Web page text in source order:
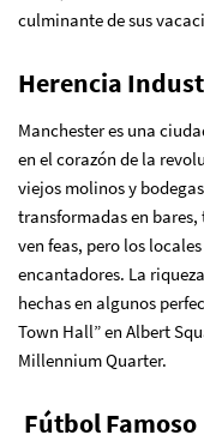
culminante de sus
Herencia
Manchester es una
en el corazón de la
viejos molinos y
transformadas en bares,
ven feas, pero los
encantadores. La
hechas en algunos
Town Hall” en Albert
Millennium Quarter.
Fútbol Famoso